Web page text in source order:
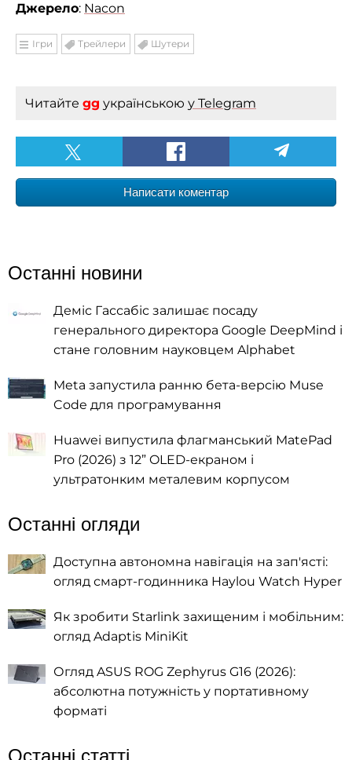
Джерело: Nacon
Ігри Трейлери Шутери
Читайте gg українською у Telegram
Написати коментар
Останні новини
Деміс Гассабіс залишає посаду
генерального директора Google DeepMind і
стане головним науковцем Alphabet
Meta запустила ранню бета-версію Muse
Code для програмування
Huawei випустила флагманський MatePad
Pro (2026) з 12” OLED-екраном і
ультратонким металевим корпусом
Останні огляди
Доступна автономна навігація на зап'ясті:
огляд смарт-годинника Haylou Watch Hyper
Як зробити Starlink захищеним і мобільним:
огляд Adaptis MiniKit
Огляд ASUS ROG Zephyrus G16 (2026):
абсолютна потужність у портативному
форматі
Останні статті